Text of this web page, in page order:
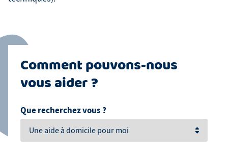
Comment pouvons-nous
vous aider ?
Que recherchez vous ?